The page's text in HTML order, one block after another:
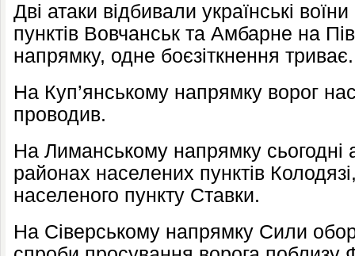
Дві атаки відбивали українські
пунктів Вовчанськ та Амбарне на
напрямку, одне боєзіткнення триває.
На Куп’янському напрямку ворог
проводив.
На Лиманському напрямку сьогодні
районах населених пунктів
населеного пункту Ставки.
На Сіверському напрямку Сили